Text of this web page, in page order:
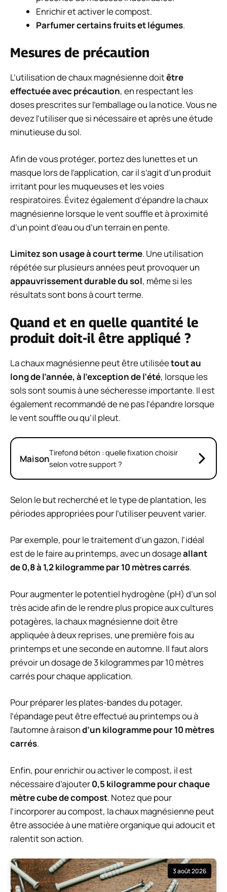
Enrichir et activer le compost.
Parfumer certains fruits et légumes.
Mesures de précaution
L’utilisation de chaux magnésienne doitêtre
effectuée avec précaution, en respectant les
doses prescrites sur l’emballage ou la notice. Vous ne
devez l’utiliser que si nécessaire et après une étude
minutieuse du sol.
Afin de vous protéger, portez des lunettes et un
masque lors de l’application, car il s’agit d’un produit
irritant pour les muqueuses et les voies
respiratoires. Évitez également d’épandre la chaux
magnésienne lorsque le vent souffle et à proximité
d’un point d’eau ou d’un terrain en pente.
Limitez son usage à court terme. Une utilisation
répétée sur plusieurs années peut provoquer un
appauvrissement durable du sol, même si les
résultats sont bons à court terme.
Quand et en quelle quantité le
produit doit-il être appliqué ?
La chaux magnésienne peut être utiliséetout au
long de l’année, à l’exception de l’été, lorsque les
sols sont soumis à une sécheresse importante. Il est
également recommandé de ne pas l’épandre lorsque
le vent souffle ou qu’il pleut.
MaisonTirefond béton : quelle fixation choisir
selon votre support ?
Selon le but recherché et le type de plantation, les
périodes appropriées pour l’utiliser peuvent varier.
Par exemple, pour le traitement d’un gazon, l’idéal
est de le faire au printemps, avec un dosageallant
de 0,8 à 1,2 kilogramme par 10 mètres carrés.
Pour augmenter le potentiel hydrogène (pH) d’un sol
très acide afin de le rendre plus propice aux cultures
potagères, la chaux magnésienne doit être
appliquée à deux reprises, une première fois au
printemps et une seconde en automne. Il faut alors
prévoir un dosage de 3 kilogrammes par 10 mètres
carrés pour chaque application.
Pour préparer les plates-bandes du potager,
l’épandage peut être effectué au printemps ou à
l’automne à raisond’un kilogramme pour 10 mètres
carrés.
Enfin, pour enrichir ou activer le compost, il est
nécessaire d’ajouter0,5 kilogramme pour chaque
mètre cube de compost. Notez que pour
l’incorporer au compost, la chaux magnésienne peut
être associée à une matière organique qui adoucit et
ralentit son action.
3 août 2026